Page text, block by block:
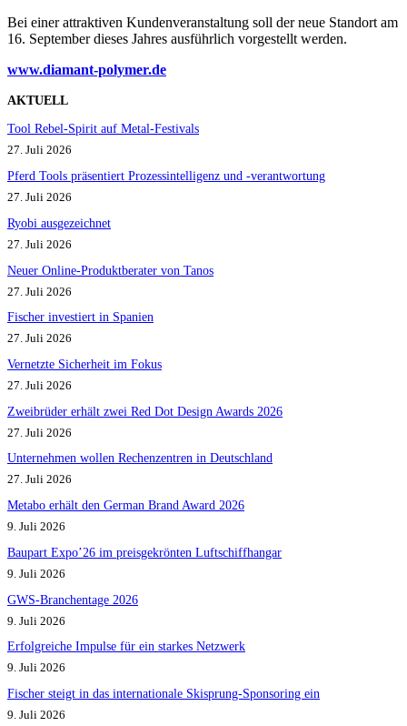
Bei einer attraktiven Kundenveranstaltung soll der neue Standort am
16. September dieses Jahres ausführlich vorgestellt werden.
www.diamant-polymer.de
AKTUELL
Tool Rebel-Spirit auf Metal-Festivals
27. Juli 2026
Pferd Tools präsentiert Prozessintelligenz und -verantwortung
27. Juli 2026
Ryobi ausgezeichnet
27. Juli 2026
Neuer Online-Produktberater von Tanos
27. Juli 2026
Fischer investiert in Spanien
27. Juli 2026
Vernetzte Sicherheit im Fokus
27. Juli 2026
Zweibrüder erhält zwei Red Dot Design Awards 2026
27. Juli 2026
Unternehmen wollen Rechenzentren in Deutschland
27. Juli 2026
Metabo erhält den German Brand Award 2026
9. Juli 2026
Baupart Expo’26 im preisgekrönten Luftschiffhangar
9. Juli 2026
GWS-Branchentage 2026
9. Juli 2026
Erfolgreiche Impulse für ein starkes Netzwerk
9. Juli 2026
Fischer steigt in das internationale Skisprung-Sponsoring ein
9. Juli 2026